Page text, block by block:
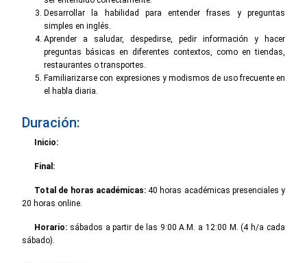
Desarrollar la habilidad para entender frases y preguntas
simples en inglés.
Aprender a saludar, despedirse, pedir información y hacer
preguntas básicas en diferentes contextos, como en tiendas,
restaurantes o transportes.
Familiarizarse con expresiones y modismos de uso frecuente en
el habla diaria.
Duración:
Inicio:
Final:
Total de horas académicas:40 horas académicas presenciales y
20 horas online.
Horario: sábados a partir de las 9:00 A.M. a 12:00 M. (4 h/a cada
sábado).